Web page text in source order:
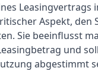
Leasingvertrags
Aspekt, den
Sie beeinflusst
und
abgestimmt